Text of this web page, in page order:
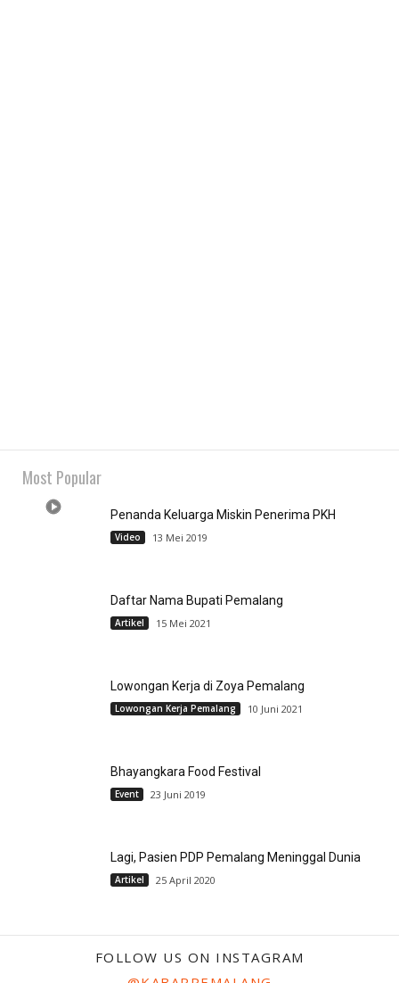
Most Popular
Penanda Keluarga Miskin Penerima PKH
Video 13 Mei 2019
Daftar Nama Bupati Pemalang
Artikel 15 Mei 2021
Lowongan Kerja di Zoya Pemalang
Lowongan Kerja Pemalang 10 Juni 2021
Bhayangkara Food Festival
Event 23 Juni 2019
Lagi, Pasien PDP Pemalang Meninggal Dunia
Artikel 25 April 2020
FOLLOW US ON INSTAGRAM